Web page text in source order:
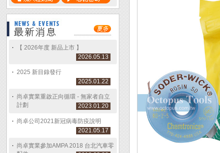
【 2026年度 新品上市 】
2026.05.13
2025 新目錄發行
2025.01.22
尚卓實業重啟正向循環 - 無家者自立
計劃
2023.01.20
尚卓公司2021新冠病毒防疫說明
2021.05.17
尚卓實業參加AMPA 2018 台北汽車零